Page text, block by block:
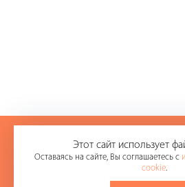
Этот сайт использует
Оставаясь на сайте, Вы соглашаетесь с
cookie.